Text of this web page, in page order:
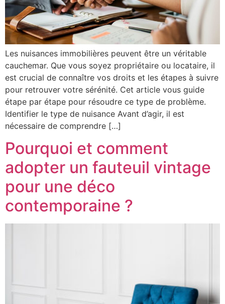
Les nuisances immobilières peuvent être un véritable
cauchemar. Que vous soyez propriétaire ou locataire, il
est crucial de connaître vos droits et les étapes à suivre
pour retrouver votre sérénité. Cet article vous guide
étape par étape pour résoudre ce type de problème.
Identifier le type de nuisance Avant d’agir, il est
nécessaire de comprendre […]
Pourquoi et comment
adopter un fauteuil vintage
pour une déco
contemporaine ?